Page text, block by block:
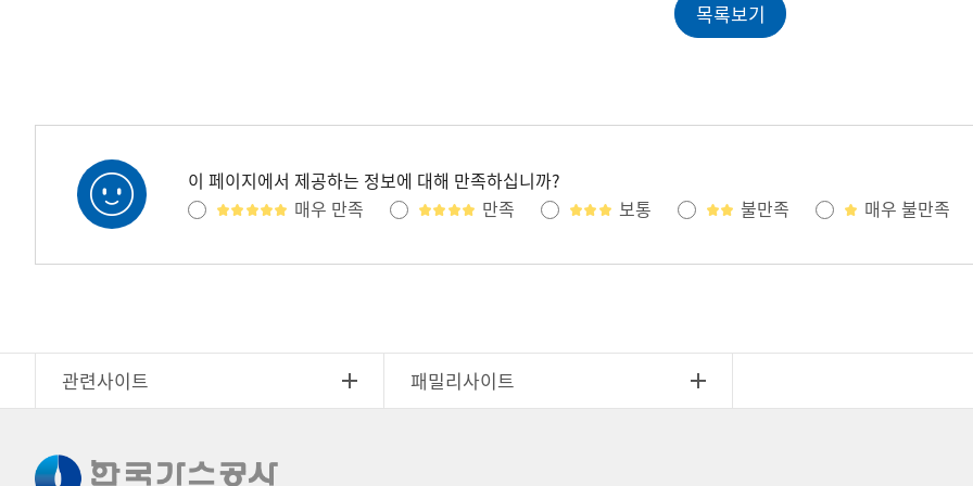
목록보기
이 페이지에서 제공하는 정보에 대해 만족하십니까?
매우 만족
만족 보통 불만족 매우 불만족
관련사이트 패밀리사이트